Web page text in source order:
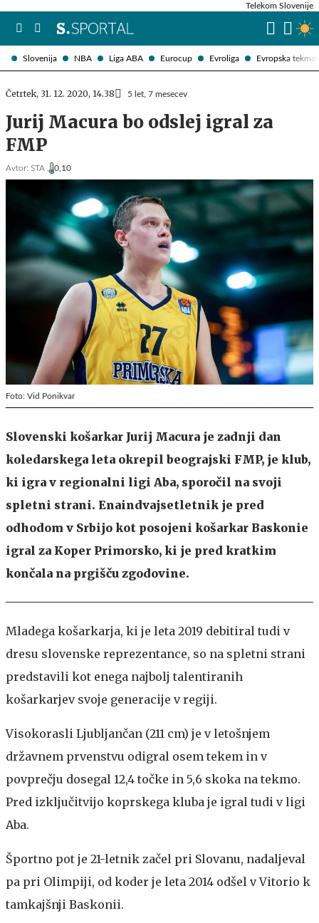
Slovenija NBA Liga ABA Eurocup Evroliga Evropska
Telekom Slovenije
Četrtek, 31. 12. 2020, 14.38 5 let, 7 mesecev
Jurij Macura bo odslej igral za
FMP
Avtor: STA , 0,10
Foto: Vid Ponikvar
Slovenski košarkar Jurij Macura je zadnji dan
koledarskega leta okrepil beograjski FMP, je klub,
ki igra v regionalni ligi Aba, sporočil na svoji
spletni strani. Enaindvajsetletnik je pred
odhodom v Srbijo kot posojeni košarkar Baskonie
igral za Koper Primorsko, ki je pred kratkim
končala na prgišču zgodovine.
Mladega košarkarja, ki je leta 2019 debitiral tudi v
dresu slovenske reprezentance, so na spletni strani
predstavili kot enega najbolj talentiranih
košarkarjev svoje generacije v regiji.
Visokorasli Ljubljančan (211 cm) je v letošnjem
državnem prvenstvu odigral osem tekem in v
povprečju dosegal 12,4 točke in 5,6 skoka na tekmo.
Pred izključitvijo koprskega kluba je igral tudi v ligi
Aba.
Športno pot je 21-letnik začel pri Slovanu, nadaljeval
pa pri Olimpiji, od koder je leta 2014 odšel v Vitorio k
tamkajšnji Baskonii.